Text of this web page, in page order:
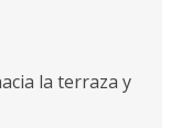
la terraza y